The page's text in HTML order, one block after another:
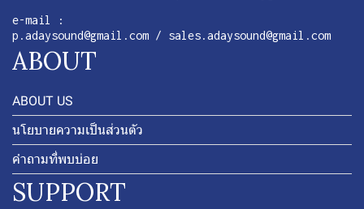
e-mail :
p.adaysound@gmail.com / sales.adaysound@gmail.com
ABOUT
ABOUT US
นโยบายความเป็นส่วนตัว
คำถามที่พบบ่อย
SUPPORT